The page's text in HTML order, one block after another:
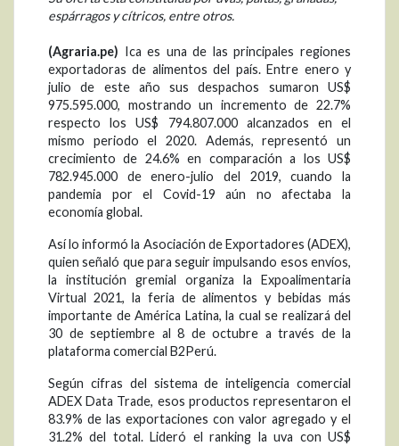
espárragos y cítricos, entre otros.
(Agraria.pe) Ica es una de las principales regiones
exportadoras de alimentos del país. Entre enero y
julio de este año sus despachos sumaron US$
975.595.000, mostrando un incremento de 22.7%
respecto los US$ 794.807.000 alcanzados en el
mismo periodo el 2020. Además, representó un
crecimiento de 24.6% en comparación a los US$
782.945.000 de enero-julio del 2019, cuando la
pandemia por el Covid-19 aún no afectaba la
economía global.
Así lo informó la Asociación de Exportadores (ADEX),
quien señaló que para seguir impulsando esos envíos,
la institución gremial organiza la Expoalimentaria
Virtual 2021, la feria de alimentos y bebidas más
importante de América Latina, la cual se realizará del
30 de septiembre al 8 de octubre a través de la
plataforma comercial B2Perú.
Según cifras del sistema de inteligencia comercial
ADEX Data Trade, esos productos representaron el
83.9% de las exportaciones con valor agregado y el
31.2% del total. Lideró el ranking la uva con US$